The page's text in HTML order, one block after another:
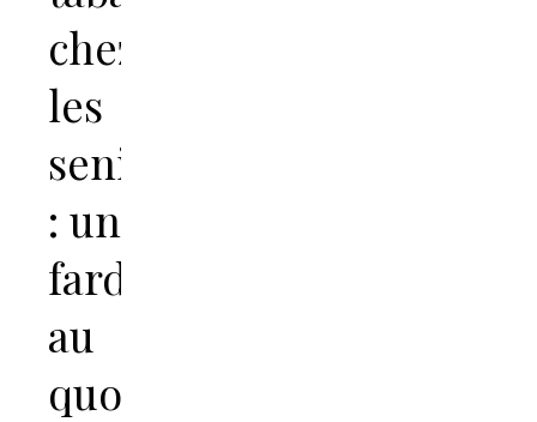
chez
les
seniors
: un
fardeau
au
quotidien